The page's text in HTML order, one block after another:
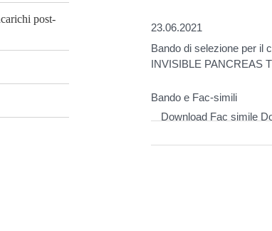
post-
23.06.2021
Bando di selezione per il
INVISIBLE PANCREAS
Bando e Fac-simili
Download Fac simile